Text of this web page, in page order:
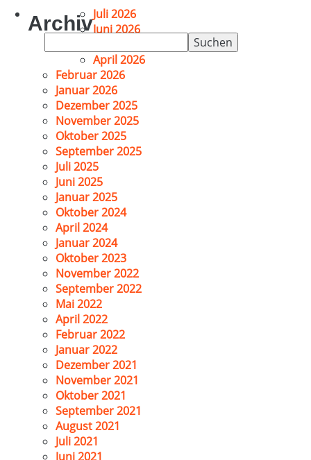
nach:
ArchivJuli 2026
Juni 2026
April 2026
Februar 2026
Januar 2026
Dezember 2025
November 2025
Oktober 2025
September 2025
Juli 2025
Juni 2025
Januar 2025
Oktober 2024
April 2024
Januar 2024
Oktober 2023
November 2022
September 2022
Mai 2022
April 2022
Februar 2022
Januar 2022
Dezember 2021
November 2021
Oktober 2021
September 2021
August 2021
Juli 2021
Juni 2021